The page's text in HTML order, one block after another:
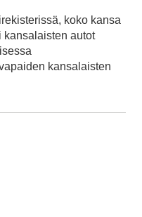
koko kansa
autot
kansalaisten